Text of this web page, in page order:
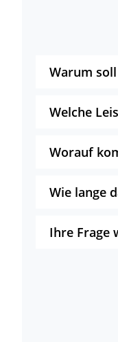
Warum
Welche
Worauf
Wie lange
Ihre Frage